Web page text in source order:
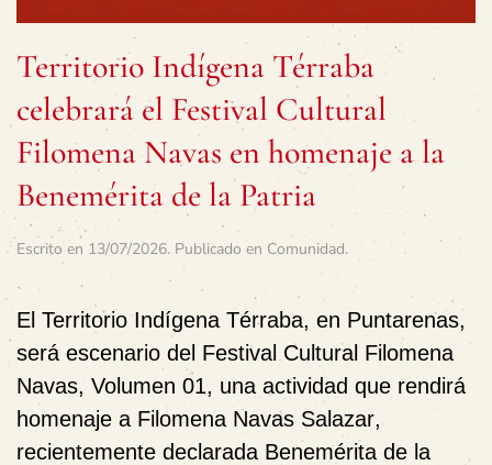
Territorio Indígena Térraba
celebrará el Festival Cultural
Filomena Navas en homenaje a la
Benemérita de la Patria
Escrito en 13/07/2026. Publicado en Comunidad.
El Territorio Indígena Térraba, en Puntarenas,
será escenario del Festival Cultural Filomena
Navas, Volumen 01, una actividad que rendirá
homenaje a Filomena Navas Salazar,
recientemente declarada Benemérita de la